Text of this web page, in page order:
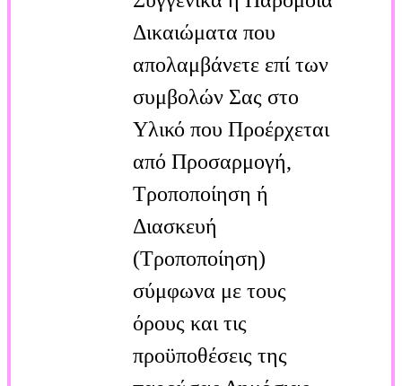
Δικαιώματα που
απολαμβάνετε επί των
συμβολών Σας στο
Υλικό που Προέρχεται
από Προσαρμογή,
Τροποποίηση ή
Διασκευή
(Τροποποίηση)
σύμφωνα με τους
όρους και τις
προϋποθέσεις της